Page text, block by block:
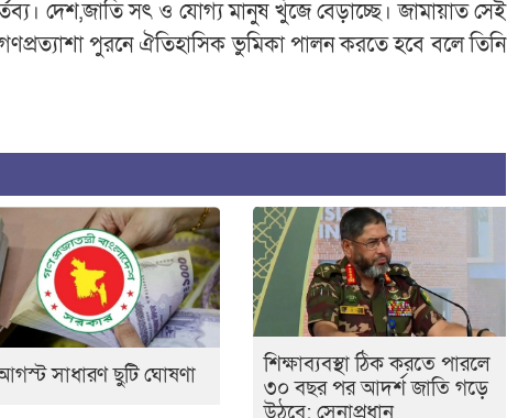
দেশ,জাতি সৎ ও যোগ্য মানুষ খুঁজে বেড়াচ্ছে। জামায়াত সেই
পুরনে ঐতিহাসিক ভুমিকা পালন করতে হবে বলে তিনি
সাধারণ ছুটি ঘোষণা
শিক্ষাব্যবস্থা ঠিক করতে পারলে
৩০ বছর পর আদর্শ জাতি গড়ে